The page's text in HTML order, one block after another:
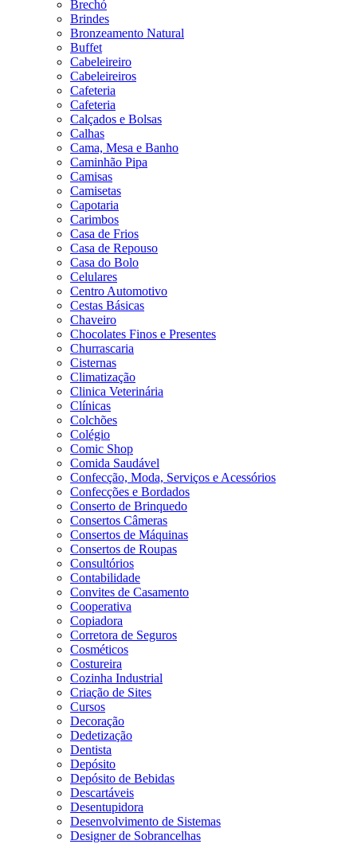
Brechó
Brindes
Bronzeamento Natural
Buffet
Cabeleireiro
Cabeleireiros
Cafeteria
Cafeteria
Calçados e Bolsas
Calhas
Cama, Mesa e Banho
Caminhão Pipa
Camisas
Camisetas
Capotaria
Carimbos
Casa de Frios
Casa de Repouso
Casa do Bolo
Celulares
Centro Automotivo
Cestas Básicas
Chaveiro
Chocolates Finos e Presentes
Churrascaria
Cisternas
Climatização
Clinica Veterinária
Clínicas
Colchões
Colégio
Comic Shop
Comida Saudável
Confecção, Moda, Serviços e Acessórios
Confecções e Bordados
Conserto de Brinquedo
Consertos Câmeras
Consertos de Máquinas
Consertos de Roupas
Consultórios
Contabilidade
Convites de Casamento
Cooperativa
Copiadora
Corretora de Seguros
Cosméticos
Costureira
Cozinha Industrial
Criação de Sites
Cursos
Decoração
Dedetização
Dentista
Depósito
Depósito de Bebidas
Descartáveis
Desentupidora
Desenvolvimento de Sistemas
Designer de Sobrancelhas